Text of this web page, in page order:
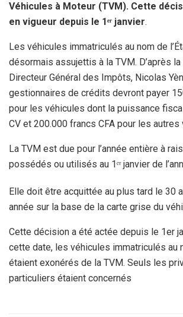
Véhicules à Moteur (TVM). Cette
en vigueur depuis le 1ᵉʳ janvier.
Les véhicules immatriculés au nom de
désormais assujettis à la TVM. D’après
Directeur Général des Impôts, Nicolas
gestionnaires de crédits devront payer
pour les véhicules dont la puissance
CV et 200.000 francs CFA pour les autres
La TVM est due pour l’année entière à
possédés ou utilisés au 1ᵉʳ janvier de
Elle doit être acquittée au plus tard le 30
année sur la base de la carte grise du
Cette décision a été actée depuis le 1er
cette date, les véhicules immatriculés au
étaient exonérés de la TVM. Seuls les
particuliers étaient concernés